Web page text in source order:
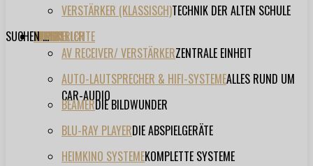
VERSTÄRKER (KLASSISCH)TECHNIK DER ALTEN SCHULE
TESTBERICHTE
AV RECEIVER/ VERSTÄRKERZENTRALE EINHEIT
AUTO-LAUTSPRECHER & HIFI-SYSTEMEALLES RUND UM
CAR-AUDIO
BEAMERDIE BILDWUNDER
BLU-RAY PLAYERDIE ABSPIELGERÄTE
HEIMKINO SYSTEMEKOMPLETTE SYSTEME
FORUM
FILME
VIDEOS
HERSTELLER
EVENT
SUCHEN ...